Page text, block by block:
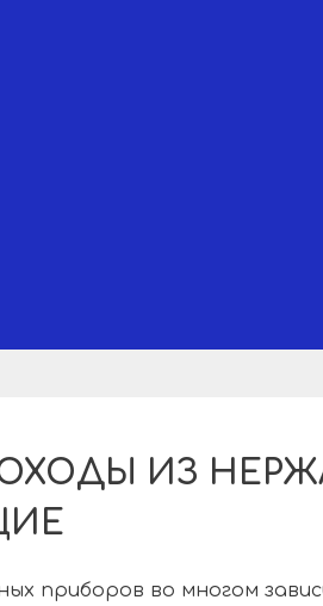
ИЗ
приборов во многом